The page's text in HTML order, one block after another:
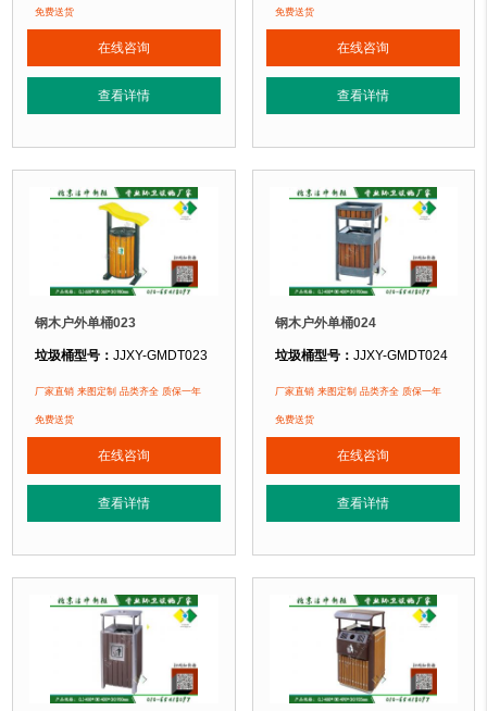
垃圾桶材质：
垃圾桶周期：3-7天 厂家直销 来图定制
垃圾桶特点：选用优质镀锌钢板裁剪、压制、折弯后再焊接而成型，垃圾桶
正在使用该垃圾桶的部分客户：
北京某公园、北京某大学、北京某小区....
免费送货
在线咨询
查看详情
垃圾桶材质：
垃圾桶周期：3-7天 厂家直销 来图定
垃圾桶特点：选用优质镀锌钢板裁
正在使用该垃圾桶的部分客户：
北京某公园、北京某大学、北京某小
免费送货
在线咨询
查看详情
钢木户外单桶023
垃圾桶型号：JJXY-GMDT023
垃圾桶规格：长600mm 宽360 mm 高980mm
垃圾桶材质：
垃圾桶周期：3-7天 厂家直销 来图定制
垃圾桶特点：选用优质镀锌钢板裁剪、压制、折弯后再焊接而成型，垃圾桶
正在使用该垃圾桶的部分客户：
北京某公园、北京某大学、北京某小区....
厂家直销 来图定制 品类齐全 质保一年
免费送货
在线咨询
查看详情
钢木户外单桶024
垃圾桶型号： JJXY-GMDT024
垃圾桶规格：长400mm 宽400mm
垃圾桶材质：
垃圾桶周期：3-7天 厂家直销 来图定
垃圾桶特点：选用优质镀锌钢板裁
正在使用该垃圾桶的部分客户：
北京某公园、北京某大学、北京某小
厂家直销 来图定制 品类齐全 质保一年
免费送货
在线咨询
查看详情